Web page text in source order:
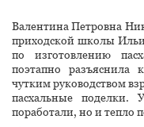
Валентина Петровна
приходской школы
по изготовлению
поэтапно
чутким руководством
пасхальные поделки.
поработали, но и тепло